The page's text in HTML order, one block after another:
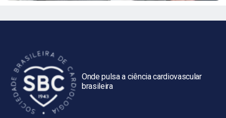
Onde pulsa a ciência cardiovascular
brasileira